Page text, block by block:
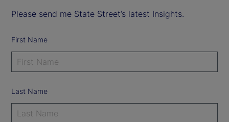
Please send me State Street’s latest Insights.
First Name
Last Name